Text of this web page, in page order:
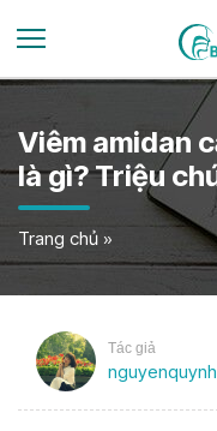
Viêm amidan
là gì? Triệu
Trang chủ »
Tác giả
nguyenquynh